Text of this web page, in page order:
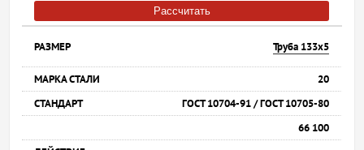
Рассчитать
Труба 133х5
20
ГОСТ 10704-91 / ГОСТ 10705-80
66 100